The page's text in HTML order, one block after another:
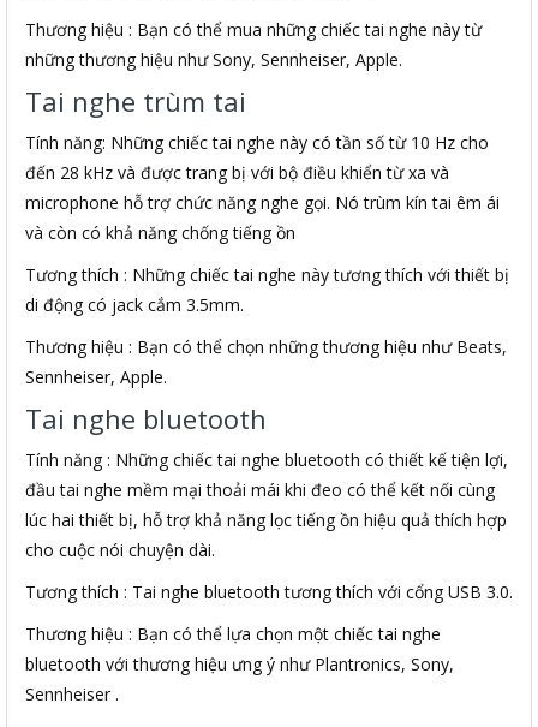
Thương hiệu : Bạn có thể mua những chiếc tai nghe này từ
những thương hiệu như Sony, Sennheiser, Apple.
Tai nghe trùm tai
Tính năng: Những chiếc tai nghe này có tần số từ 10 Hz cho
đến 28 kHz và được trang bị với bộ điều khiển từ xa và
microphone hỗ trợ chức năng nghe gọi. Nó trùm kín tai êm ái
và còn có khả năng chống tiếng ồn
Tương thích : Những chiếc tai nghe này tương thích với thiết bị
di động có jack cắm 3.5mm.
Thương hiệu : Bạn có thể chọn những thương hiệu như Beats,
Sennheiser, Apple.
Tai nghe bluetooth
Tính năng : Những chiếc tai nghe bluetooth có thiết kế tiện lợi,
đầu tai nghe mềm mại thoải mái khi đeo có thể kết nối cùng
lúc hai thiết bị, hỗ trợ khả năng lọc tiếng ồn hiệu quả thích hợp
cho cuộc nói chuyện dài.
Tương thích : Tai nghe bluetooth tương thích với cổng USB 3.0.
Thương hiệu : Bạn có thể lựa chọn một chiếc tai nghe
bluetooth với thương hiệu ưng ý như Plantronics, Sony,
Sennheiser .